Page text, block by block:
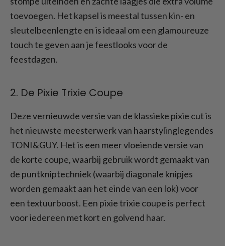
toevoegen. Het kapsel is meestal tussen kin- en
sleutelbeenlengte en is ideaal om een glamoureuze
touch te geven aan je feestlooks voor de
feestdagen.
2. De Pixie Trixie Coupe
Deze vernieuwde versie van de klassieke pixie cut is
het nieuwste meesterwerk van haarstylinglegendes
TONI&GUY. Het is een meer vloeiende versie van
de korte coupe, waarbij gebruik wordt gemaakt van
de puntkniptechniek (waarbij diagonale knipjes
worden gemaakt aan het einde van een lok) voor
een textuurboost. Een pixie trixie coupe is perfect
voor iedereen met kort en golvend haar.